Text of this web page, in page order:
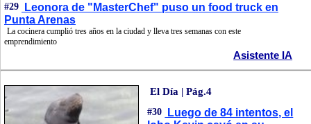
#29
Leonora de "MasterChef" puso un food truck en
Punta Arenas
La cocinera cumplió tres años en la ciudad y lleva tres semanas con este
emprendimiento
Asistente IA
El Día | Pág.4
#30
Luego de 84 intentos, el